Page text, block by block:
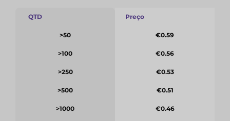
QTD
>50
>100
>250
>500
>1000
Preço
€0.59
€0.56
€0.53
€0.51
€0.46